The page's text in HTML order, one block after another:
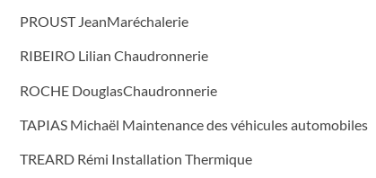
PROUST JeanMaréchalerie
RIBEIRO Lilian Chaudronnerie
ROCHE DouglasChaudronnerie
TAPIAS Michaël Maintenance des véhicules automobiles
TREARD Rémi Installation Thermique